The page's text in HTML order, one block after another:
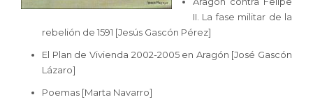
II. La fase militar de la
rebelión de 1591 [Jesús Gascón Pérez]
El Plan de Vivienda 2002-2005 en Aragón [José Gascón
Lázaro]
Poemas [Marta Navarro]